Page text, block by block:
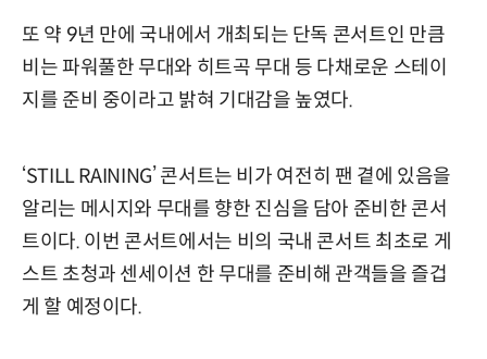
또 약 9년 만에 국내에서 개최되는 단독 콘서트인 만큼
비는 파워풀한 무대와 히트곡 무대 등 다채로운 스테이
지를 준비 중이라고 밝혀 기대감을 높였다.
‘STILL RAINING’ 콘서트는 비가 여전히 팬 곁에 있음을
알리는 메시지와 무대를 향한 진심을 담아 준비한 콘서
트이다. 이번 콘서트에서는 비의 국내 콘서트 최초로 게
스트 초청과 센세이션 한 무대를 준비해 관객들을 즐겁
게 할 예정이다.